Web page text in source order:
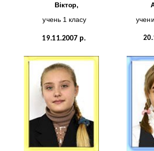
Віктор,
учень 1 класу
19.11.2007 р. 20